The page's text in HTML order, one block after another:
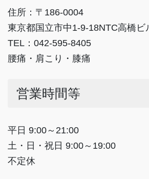
住所：〒186-0004
東京都国立市中1-9-18NTC高橋ビ
TEL：042-595-8405
腰痛・肩こり・膝痛
営業時間等
平日 9:00～21:00
土・日・祝日 9:00～19:00
不定休